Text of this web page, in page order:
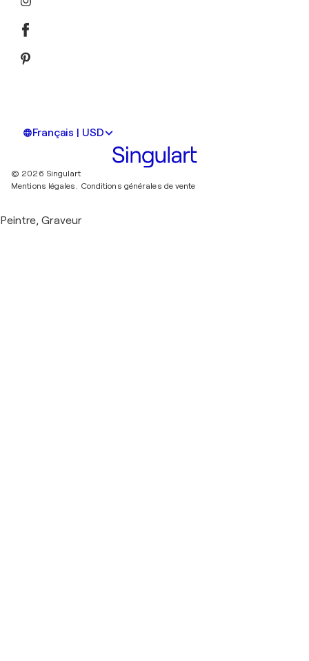
Français | USD
© 2026 Singulart
Mentions légales.
Conditions générales de vente
Peintre, Graveur